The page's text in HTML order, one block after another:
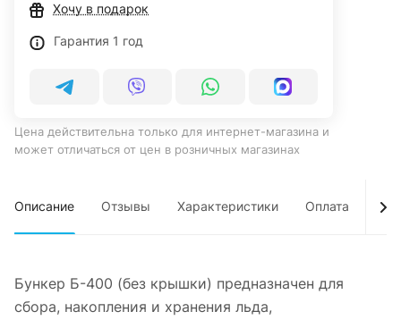
Хочу в подарок
Гарантия 1 год
Цена действительна только для интернет-магазина и
может отличаться от цен в розничных магазинах
Описание Отзывы Характеристики Оплата
Бункер Б-400 (без крышки) предназначен для
сбора, накопления и хранения льда,